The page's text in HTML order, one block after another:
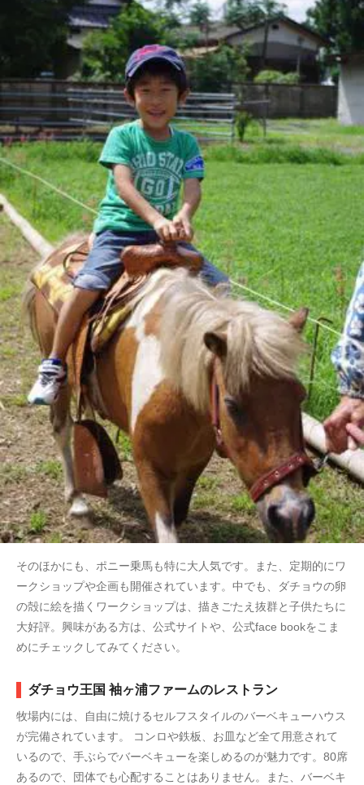
そのほかにも、ポニー乗馬も特に大人気です。また、定期的にワ
ークショップや企画も開催されています。中でも、ダチョウの卵
の殻に絵を描くワークショップは、描きごたえ抜群と子供たちに
大好評。興味がある方は、公式サイトや、公式face bookをこま
めにチェックしてみてください。
ダチョウ王国 袖ヶ浦ファームのレストラン
牧場内には、自由に焼けるセルフスタイルのバーベキューハウス
が完備されています。 コンロや鉄板、お皿など全て用意されて
いるので、手ぶらでバーベキューを楽しめるのが魅力です。80席
あるので、団体でも心配することはありません。また、バーベキ